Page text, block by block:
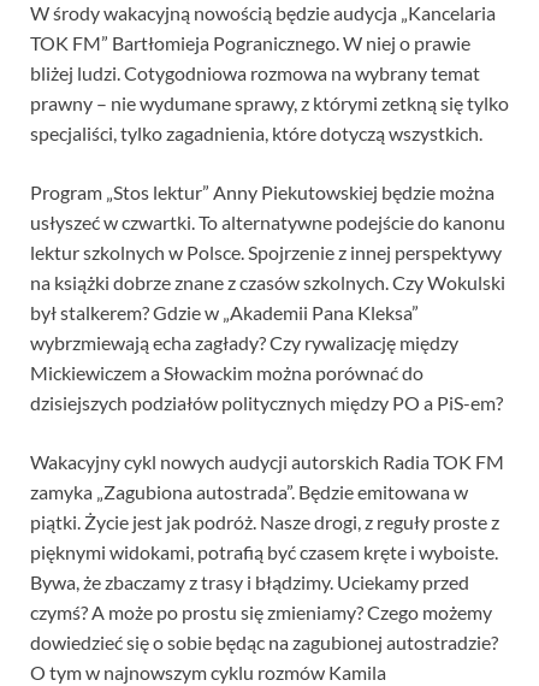
W środy wakacyjną nowością będzie audycja „Kancelaria
TOK FM” Bartłomieja Pogranicznego. W niej o prawie
bliżej ludzi. Cotygodniowa rozmowa na wybrany temat
prawny – nie wydumane sprawy, z którymi zetkną się tylko
specjaliści, tylko zagadnienia, które dotyczą wszystkich.
Program „Stos lektur” Anny Piekutowskiej będzie można
usłyszeć w czwartki. To alternatywne podejście do kanonu
lektur szkolnych w Polsce. Spojrzenie z innej perspektywy
na książki dobrze znane z czasów szkolnych. Czy Wokulski
był stalkerem? Gdzie w „Akademii Pana Kleksa”
wybrzmiewają echa zagłady? Czy rywalizację między
Mickiewiczem a Słowackim można porównać do
dzisiejszych podziałów politycznych między PO a PiS-em?
Wakacyjny cykl nowych audycji autorskich Radia TOK FM
zamyka „Zagubiona autostrada”. Będzie emitowana w
piątki. Życie jest jak podróż. Nasze drogi, z reguły proste z
pięknymi widokami, potrafią być czasem kręte i wyboiste.
Bywa, że zbaczamy z trasy i błądzimy. Uciekamy przed
czymś? A może po prostu się zmieniamy? Czego możemy
dowiedzieć się o sobie będąc na zagubionej autostradzie?
O tym w najnowszym cyklu rozmów Kamila